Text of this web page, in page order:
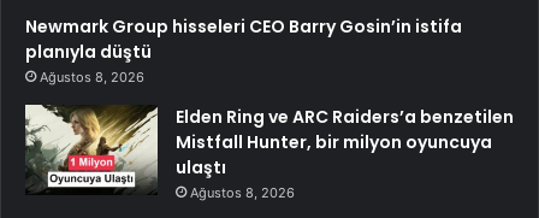
Newmark Group hisseleri CEO Barry Gosin’in istifa
planıyla düştü
Ağustos 8, 2026
Elden Ring ve ARC Raiders’a benzetilen
Mistfall Hunter, bir milyon oyuncuya
ulaştı
Ağustos 8, 2026